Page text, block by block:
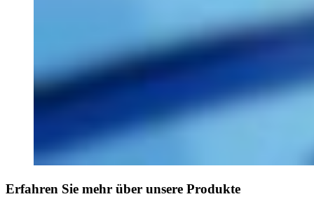
Erfahren Sie mehr über unsere Produkte